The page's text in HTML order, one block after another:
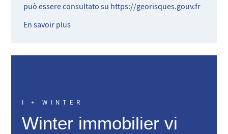
può essere consultato su https://georisques.gouv.fr
En savoir plus
I + WINTER
Winter immobilier vi